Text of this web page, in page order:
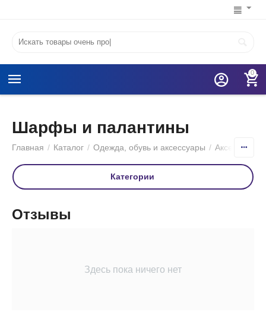
0
Шарфы и палантины
Главная / Каталог / Одежда, обувь и аксессуары / Аксессуары
Категории
Отзывы
Здесь пока ничего нет